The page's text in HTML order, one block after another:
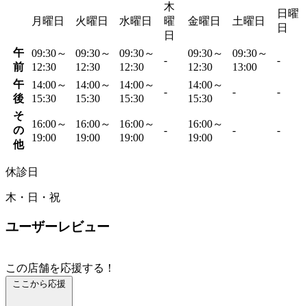
月曜日 火曜日 水曜日
木
曜
日
金曜日 土曜日
日曜
日
午
前
09:30～
12:30
09:30～
12:30
09:30～
12:30
-
09:30～
12:30
09:30～
13:00
-
午
後
14:00～
15:30
14:00～
15:30
14:00～
15:30
-
14:00～
15:30
- -
そ
の
他
16:00～
19:00
16:00～
19:00
16:00～
19:00
-
16:00～
19:00
- -
休診日
木・日・祝
ユーザーレビュー
この店舗を応援する！
ここから応援